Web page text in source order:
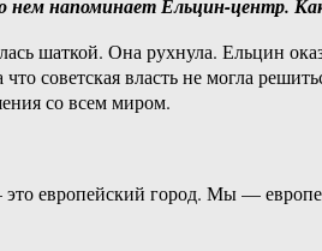
нем напоминает Ельцин-центр.
шаткой. Она рухнула. Ельцин
советская власть не могла
со всем миром.
европейский город. Мы —